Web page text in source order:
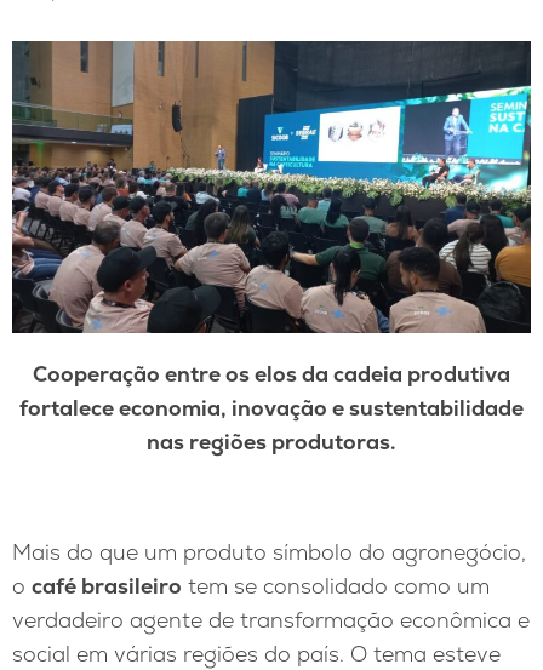
Cooperação entre os elos da cadeia produtiva
fortalece economia, inovação e sustentabilidade
nas regiões produtoras.
Mais do que um produto símbolo do agronegócio,
o café brasileiro tem se consolidado como um
verdadeiro agente de transformação econômica e
social em várias regiões do país. O tema esteve